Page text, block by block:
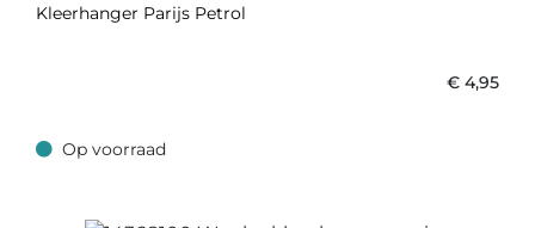
Kleerhanger Parijs Petrol
€ 4,95
Op voorraad
Op voorraad